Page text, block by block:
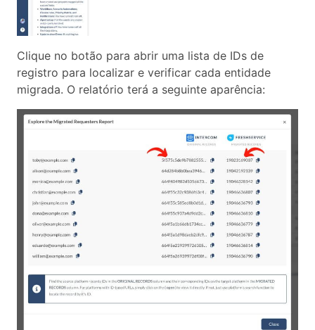
Clique no botão para abrir uma lista de IDs de
registro para localizar e verificar cada entidade
migrada. O relatório terá a seguinte aparência: